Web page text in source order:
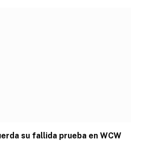
su fallida prueba en WCW